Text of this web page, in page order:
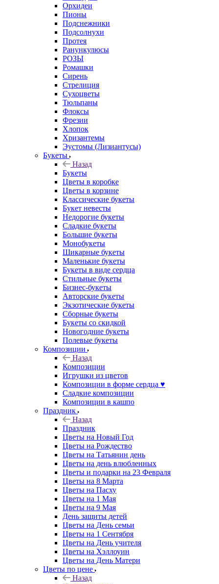
Орхидеи
Пионы
Подснежники
Подсолнухи
Протея
Ранункулюсы
РОЗЫ
Ромашки
Сирень
Стрелиция
Сухоцветы
Тюльпаны
Флоксы
Фрезии
Хлопок
Хризантемы
Эустомы (Лизиантусы)
Букеты
Назад
Букеты
Цветы в коробке
Цветы в корзине
Классические букеты
Букет невесты
Недорогие букеты
Сладкие букеты
Большие букеты
Монобукеты
Шикарные букеты
Маленькие букеты
Букеты в виде сердца
Стильные букеты
Бизнес-букеты
Авторские букеты
Экзотические букеты
Сборные букеты
Букеты со скидкой
Новогодние букеты
Полевые букеты
Композиции
Назад
Композиции
Игрушки из цветов
Композиции в форме сердца ♥
Сладкие композиции
Композиции в кашпо
Праздник
Назад
Праздник
Цветы на Новый Год
Цветы на Рождество
Цветы на Татьянин день
Цветы на день влюбленных
Цветы и подарки на 23 Февраля
Цветы на 8 Марта
Цветы на Пасху
Цветы на 1 Мая
Цветы на 9 Мая
День защиты детей
Цветы на День семьи
Цветы на 1 Сентября
Цветы на День учителя
Цветы на Хэллоуин
Цветы на День Матери
Цветы по цене
Назад